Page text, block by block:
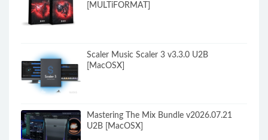
[MULTiFORMAT]
Scaler Music Scaler 3 v3.3.0 U2B
[MacOSX]
Mastering The Mix Bundle v2026.07.21
U2B [MacOSX]